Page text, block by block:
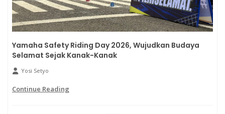
Yamaha Safety Riding Day 2026, Wujudkan Budaya
Selamat Sejak Kanak-Kanak
Yosi Setyo
Continue Reading